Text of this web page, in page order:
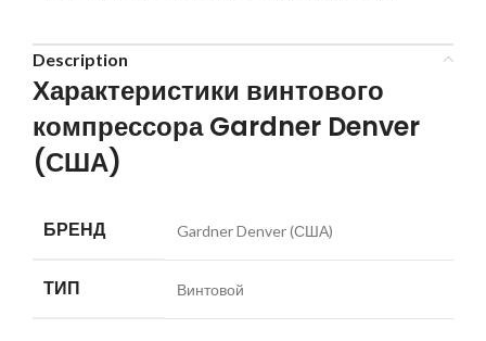
Description
Характеристики винтового
компрессора Gardner Denver
(США)
БРЕНД Gardner Denver (США)
ТИП Винтовой